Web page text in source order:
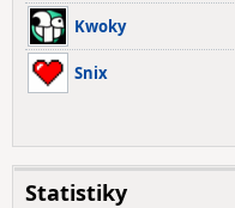
Kwoky
Snix
Statistiky